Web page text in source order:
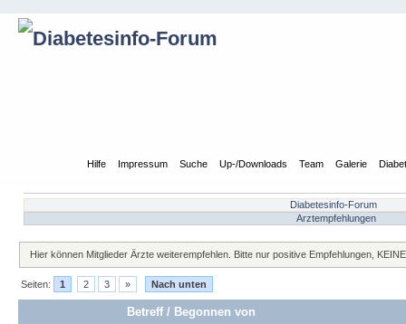
Hilfe Impressum Suche Up-/Downloads Team Galerie
Diabetesinfo-Forum
Arztempfehlungen
Hier können Mitglieder Ärzte weiterempfehlen. Bitte nur positive Empfehlungen,
Seiten: 1 2 3 » Nach unten
Betreff/ Begonnen von